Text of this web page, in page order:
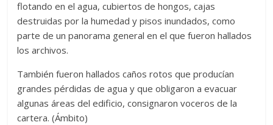
flotando en el agua, cubiertos de hongos, cajas
destruidas por la humedad y pisos inundados, como
parte de un panorama general en el que fueron hallados
los archivos.
También fueron hallados caños rotos que producían
grandes pérdidas de agua y que obligaron a evacuar
algunas áreas del edificio, consignaron voceros de la
cartera. (Ámbito)